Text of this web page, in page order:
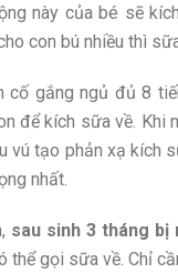
này của bé sẽ
con bú nhiều thì
cố gắng ngủ đủ 8
để kích sữa về. Khi
vú tạo phản xạ kích
nhất.
sau sinh 3 tháng bị
thể gọi sữa về. Chỉ